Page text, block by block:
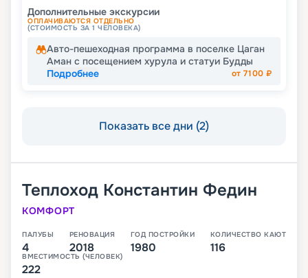
Дополнительные экскурсии
ОПЛАЧИВАЮТСЯ ОТДЕЛЬНО
(СТОИМОСТЬ ЗА 1 ЧЕЛОВЕКА)
Авто-пешеходная программа в поселке Цаган
Аман с посещением хурула и статуи Будды
Подробнее
от7100 ₽
Показать все дни (2)
Теплоход Константин Федин
КОМФОРТ
ПАЛУБЫ
4
РЕНОВАЦИЯ
2018
ГОД ПОСТРОЙКИ
1980
КОЛИЧЕСТВО КАЮТ
116
ВМЕСТИМОСТЬ (ЧЕЛОВЕК)
222